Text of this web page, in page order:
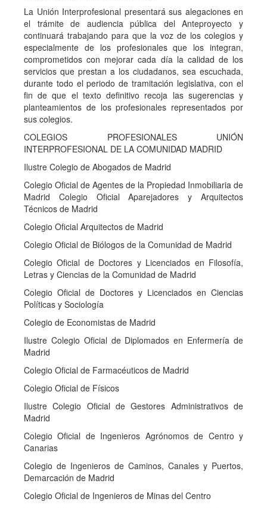
La Unión Interprofesional presentará sus alegaciones en
el trámite de audiencia pública del Anteproyecto y
continuará trabajando para que la voz de los colegios y
especialmente de los profesionales que los integran,
comprometidos con mejorar cada día la calidad de los
servicios que prestan a los ciudadanos, sea escuchada,
durante todo el periodo de tramitación legislativa, con el
fin de que el texto definitivo recoja las sugerencias y
planteamientos de los profesionales representados por
sus colegios.
COLEGIOS PROFESIONALES UNIÓN
INTERPROFESIONAL DE LA COMUNIDAD MADRID
Ilustre Colegio de Abogados de Madrid
Colegio Oficial de Agentes de la Propiedad Inmobiliaria de
Madrid Colegio Oficial Aparejadores y Arquitectos
Técnicos de Madrid
Colegio Oficial Arquitectos de Madrid
Colegio Oficial de Biólogos de la Comunidad de Madrid
Colegio Oficial de Doctores y Licenciados en Filosofía,
Letras y Ciencias de la Comunidad de Madrid
Colegio Oficial de Doctores y Licenciados en Ciencias
Políticas y Sociología
Colegio de Economistas de Madrid
Ilustre Colegio Oficial de Diplomados en Enfermería de
Madrid
Colegio Oficial de Farmacéuticos de Madrid
Colegio Oficial de Físicos
Ilustre Colegio Oficial de Gestores Administrativos de
Madrid
Colegio Oficial de Ingenieros Agrónomos de Centro y
Canarias
Colegio de Ingenieros de Caminos, Canales y Puertos,
Demarcación de Madrid
Colegio Oficial de Ingenieros de Minas del Centro